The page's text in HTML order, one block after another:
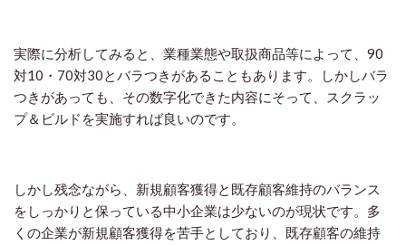
実際に分析してみると、業種業態や取扱商品等によって、90
対10・70対30とバラつきがあることもあります。しかしバラ
つきがあっても、その数字化できた内容にそって、スクラッ
プ＆ビルドを実施すれば良いのです。
しかし残念ながら、新規顧客獲得と既存顧客維持のバランス
をしっかりと保っている中小企業は少ないのが現状です。多
くの企業が新規顧客獲得を苦手としており、既存顧客の維持